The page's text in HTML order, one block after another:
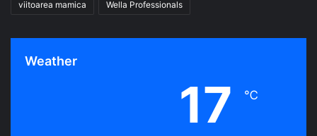
viitoarea mamica Wella Professionals
Weather
17 ℃